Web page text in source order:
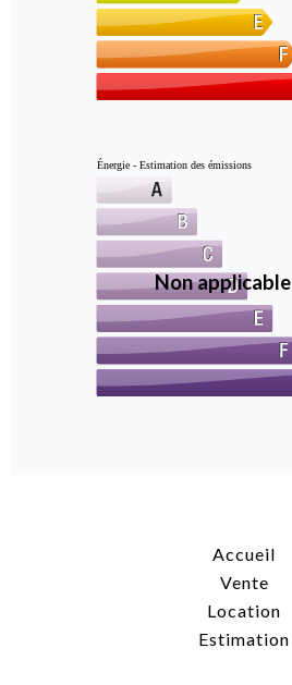
Énergie - Estimation des émissions
Non applicable
Accueil
Vente
Location
Estimation